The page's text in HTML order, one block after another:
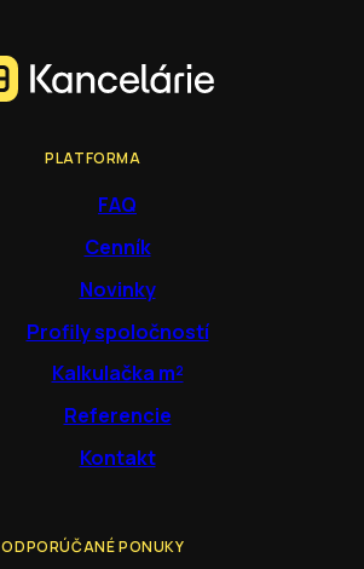
PLATFORMA
FAQ
Cenník
Novinky
Profily spoločností
Kalkulačka m²
Referencie
Kontakt
ODPORÚČANÉ PONUKY